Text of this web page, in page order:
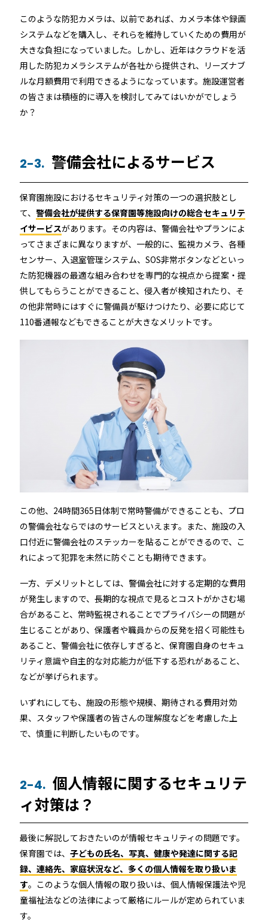
このような防犯カメラは、以前であれば、カメラ本体や録画
システムなどを購入し、それらを維持していくための費用が
大きな負担になっていました。しかし、近年はクラウドを活
用した防犯カメラシステムが各社から提供され、リーズナブ
ルな月額費用で利用できるようになっています。施設運営者
の皆さまは積極的に導入を検討してみてはいかがでしょう
か？
2-3. 警備会社によるサービス
保育園施設におけるセキュリティ対策の一つの選択肢とし
て、 警備会社が提供する保育園等施設向けの総合セキュリテ
イサービスがあります。その内容は、警備会社やプランによ
ってさまざまに異なりますが、一般的に、監視カメラ、各種
センサー、入退室管理システム、SOS非常ボタンなどといっ
た防犯機器の最適な組み合わせを専門的な視点から提案・提
供してもらうことができること、侵入者が検知されたり、そ
の他非常時にはすぐに警備員が駆けつけたり、必要に応じて
110番通報などもできることが大きなメリットです。
この他、24時間365日体制で常時警備ができることも、プロ
の警備会社ならではのサービスといえます。また、施設の入
口付近に警備会社のステッカーを貼ることができるので、こ
れによって犯罪を未然に防ぐことも期待できます。
一方、デメリットとしては、警備会社に対する定期的な費用
が発生しますので、長期的な視点で見るとコストがかさむ場
合があること、常時監視されることでプライバシーの問題が
生じることがあり、保護者や職員からの反発を招く可能性も
あること、警備会社に依存しすぎると、保育園自身のセキュ
リティ意識や自主的な対応能力が低下する恐れがあること、
などが挙げられます。
いずれにしても、施設の形態や規模、期待される費用対効
果、スタッフや保護者の皆さんの理解度などを考慮した上
で、慎重に判断したいものです。
2-4. 個人情報に関するセキュリテ
ィ対策は？
最後に解説しておきたいのが情報セキュリティの問題です。
保育園では、 子どもの氏名、写真、健康や発達に関する記
録、連絡先、家庭状況など、多くの個人情報を取り扱いま
す。このような個人情報の取り扱いは、個人情報保護法や児
童福祉法などの法律によって厳格にルールが定められていま
す。